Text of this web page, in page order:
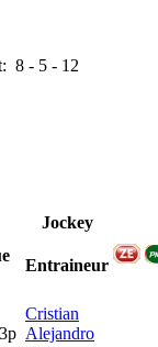
8 - 5 - 12
Jockey
Entraineur
3p
Cristian
Alejandro